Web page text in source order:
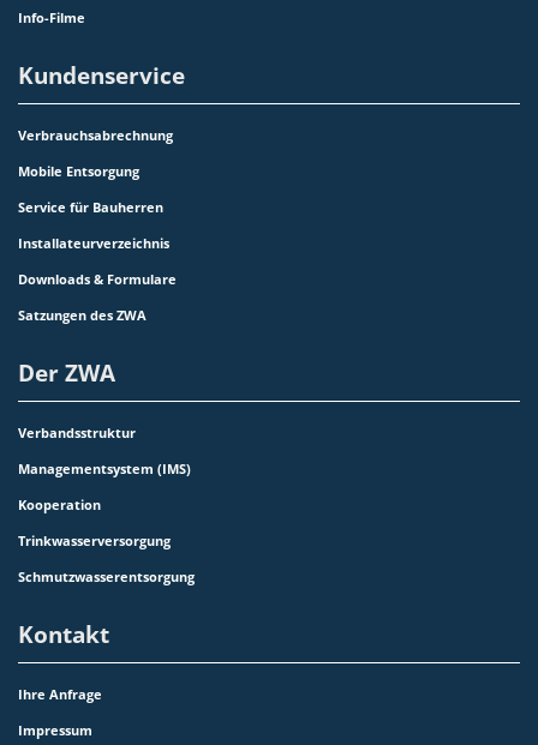
Info-Filme
Kundenservice
Verbrauchsabrechnung
Mobile Entsorgung
Service für Bauherren
Installateurverzeichnis
Downloads & Formulare
Satzungen des ZWA
Der ZWA
Verbandsstruktur
Managementsystem (IMS)
Kooperation
Trinkwasserversorgung
Schmutzwasserentsorgung
Kontakt
Ihre Anfrage
Impressum